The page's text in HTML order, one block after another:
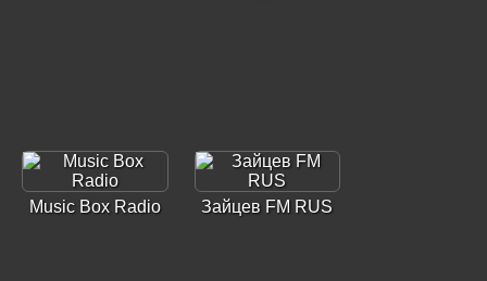
Music Box Radio Зайцев FM RUS